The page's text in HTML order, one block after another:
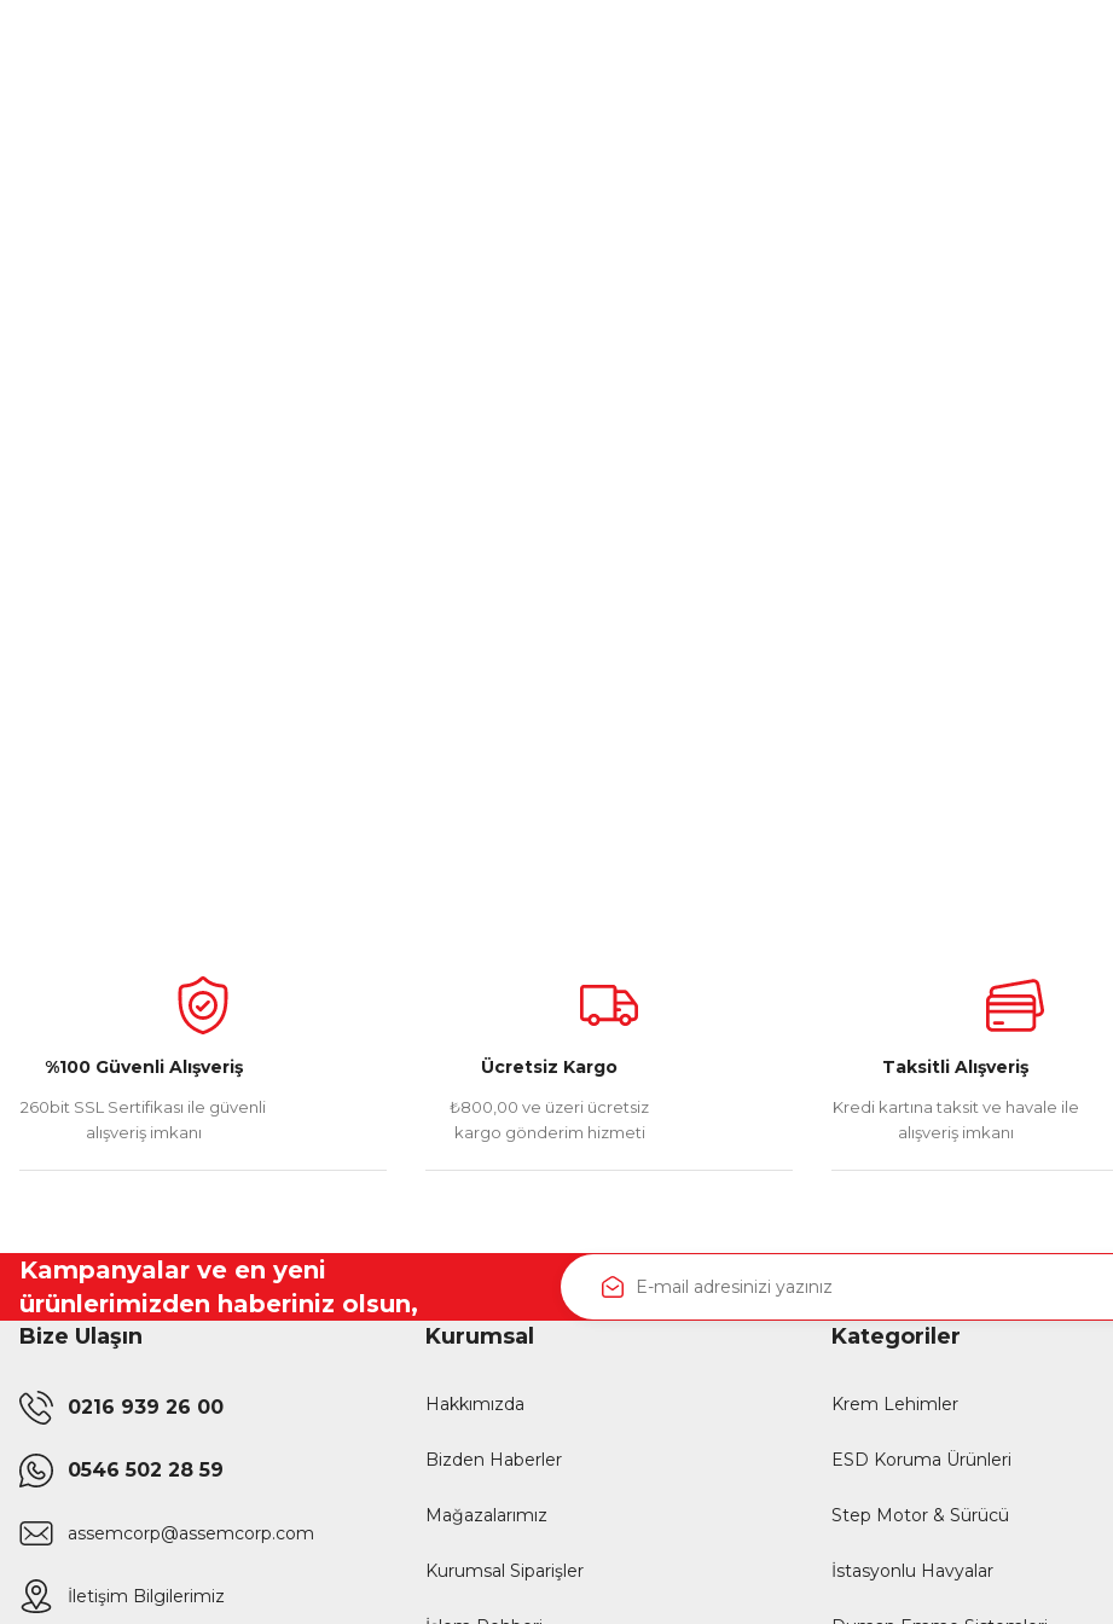
%100 Güvenli Alışveriş
260bit SSL Sertifikası ile güvenli
alışveriş imkanı
Ücretsiz Kargo
₺800,00 ve üzeri ücretsiz
kargo gönderim hizmeti
Taksitli Alışveriş
Kredi kartına taksit ve havale ile
alışveriş imkanı
Kampanyalar ve en yeni
ürünlerimizden haberiniz olsun,
Bize Ulaşın
0216 939 26 00
0546 502 28 59
assemcorp@assemcorp.com
İletişim Bilgilerimiz
Kurumsal
Hakkımızda
Bizden Haberler
Mağazalarımız
Kurumsal Siparişler
Kategoriler
Krem Lehimler
ESD Koruma Ürünleri
Step Motor & Sürücü
İstasyonlu Havyalar